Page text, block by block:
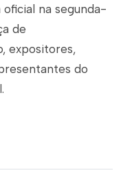
na segunda-
de
expositores,
do